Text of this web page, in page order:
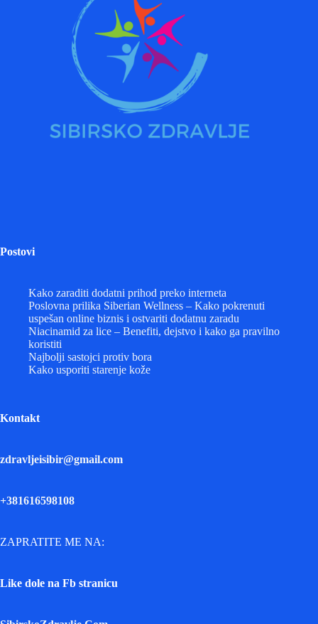
Postovi
Kako zaraditi dodatni prihod preko interneta
Poslovna prilika Siberian Wellness – Kako pokrenuti
uspešan online biznis i ostvariti dodatnu zaradu
Niacinamid za lice – Benefiti, dejstvo i kako ga pravilno
koristiti
Najbolji sastojci protiv bora
Kako usporiti starenje kože
Kontakt
zdravljeisibir@gmail.com
+381616598108
ZAPRATITE ME NA:
Like dole na Fb stranicu